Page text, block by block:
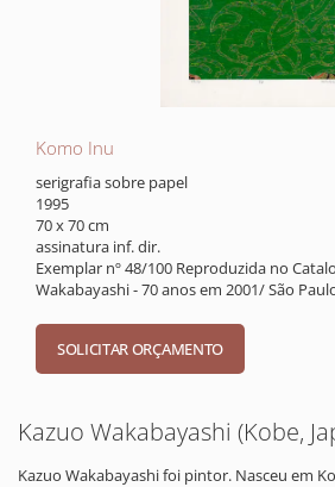
Komo Inu
serigrafia sobre papel
1995
70 x 70 cm
assinatura inf. dir.
Exemplar nº 48/100 Reproduzida no
Wakabayashi - 70 anos em 2001/ São
Kazuo Wakabayashi (Kobe,
Kazuo Wakabayashi foi pintor. Nasceu em